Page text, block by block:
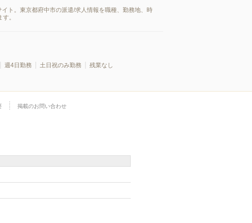
ト。東京都府中市の派遣/求人情報を職種、勤務地、時
。
週4日勤務 土日祝のみ勤務
残業なし
掲載のお問い合わせ